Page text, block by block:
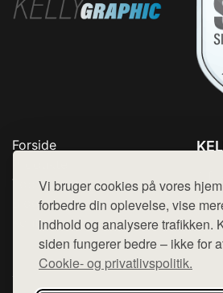
Vi bruger cookies på vores
forbedre din oplevelse, vise
indhold og analysere trafikken.
siden fungerer bedre – ikke for
Cookie- og privatlivspolitik.
Forside
Top Rabatter
Blog
Kontakt